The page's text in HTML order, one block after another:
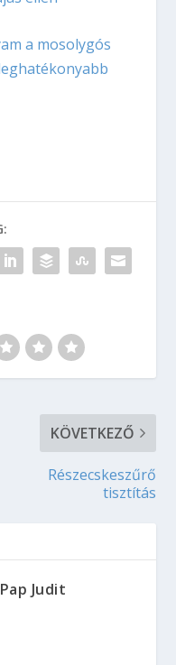
a mosolygós
KÖVETKEZŐ
Részecskeszűrő
tisztítás
Judit